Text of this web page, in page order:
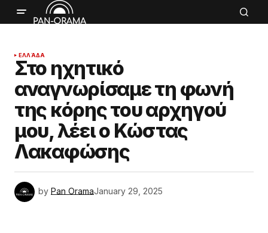
ΕΛΛΆΔΑ
Στο ηχητικό
αναγνωρίσαμε τη φωνή
της κόρης του αρχηγού
μου, λέει ο Κώστας
Λακαφώσης
by Pan OramaJanuary 29, 2025